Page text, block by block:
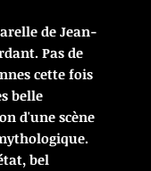
de Jean-
Pas de
cette fois
belle
d'une scène
bel